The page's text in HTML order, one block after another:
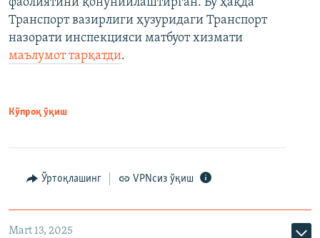
фаолиятини қонунийлаштирган. Бу ҳақда
Транспорт вазирлиги ҳузуридаги Транспорт
назорати инспекцияси матбуот хизмати
маълумот тарқатди.
Кўпроқ ўқиш
Ўртоқлашинг VPNсиз ўқиш
Mart 13, 2025